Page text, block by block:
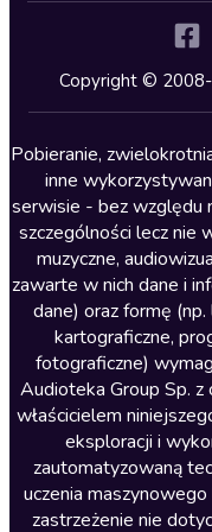
Kryminały
Lektury szkolne
Literatura anglojęzyczna
Literatura faktu
Literatura obyczajowa
Literatura piękna obca
Literatura piękna polska
Nagrania relaksacyjne
Nauka języków
Nauki humanistyczne
Podcasty i audycje
Polityka
Copyright ©
Pobieranie,
inne
serwisie - bez względu
szczególności lecz nie
muzyczne,
zawarte w nich dane i
dane) oraz formę
kartograficzne,
fotograficzne)
Audioteka Group Sp. z
właścicielem
eksploracji i
zautomatyzowaną
uczenia
zastrzeżenie nie